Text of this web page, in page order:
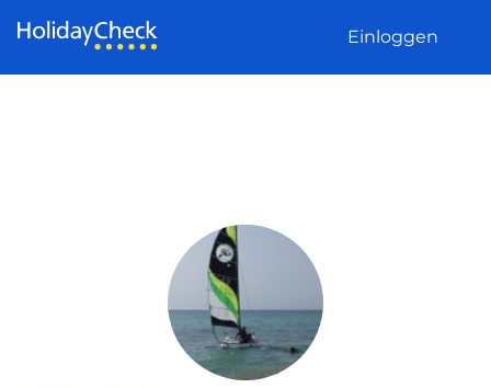
Einloggen